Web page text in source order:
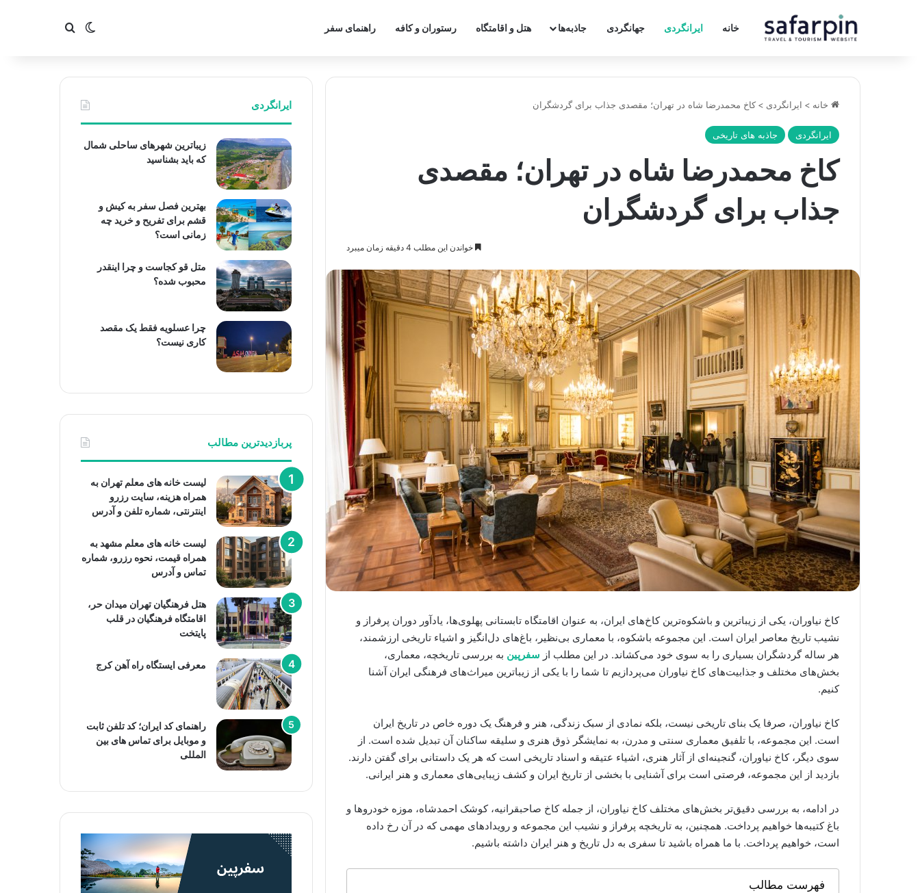
خانه ایرانگردی جهانگردی جاذبه‌ها هتل و اقامتگاه رستوران و کافه راهنمای سفر تغییر پوسته
جستجو برای
خانه > ایرانگردی > کاخ محمدرضا شاه در تهران؛ مقصدی جذاب برای گردشگران
ایرانگردی جاذبه های تاریخی
کاخ محمدرضا شاه در تهران؛ مقصدی
جذاب برای گردشگران
خواندن این مطلب 4 دقیقه زمان میبرد
کاخ نیاوران، یکی از زیباترین و باشکوه‌ترین کاخ‌های ایران، به عنوان اقامتگاه تابستانی پهلوی‌ها، یادآور دوران پرفراز و
نشیب تاریخ معاصر ایران است. این مجموعه باشکوه، با معماری بی‌نظیر، باغ‌های دل‌انگیز و اشیاء تاریخی ارزشمند،
هر ساله گردشگران بسیاری را به سوی خود می‌کشاند. در این مطلب از سفرپین به بررسی تاریخچه، معماری،
بخش‌های مختلف و جذابیت‌های کاخ نیاوران می‌پردازیم تا شما را با یکی از زیباترین میراث‌های فرهنگی ایران آشنا
کنیم.
کاخ نیاوران، صرفا یک بنای تاریخی نیست، بلکه نمادی از سبک زندگی، هنر و فرهنگ یک دوره خاص در تاریخ ایران
است. این مجموعه، با تلفیق معماری سنتی و مدرن، به نمایشگر ذوق هنری و سلیقه ساکنان آن تبدیل شده است. از
سوی دیگر، کاخ نیاوران، گنجینه‌ای از آثار هنری، اشیاء عتیقه و اسناد تاریخی است که هر یک داستانی برای گفتن دارند.
بازدید از این مجموعه، فرصتی است برای آشنایی با بخشی از تاریخ ایران و کشف زیبایی‌های معماری و هنر ایرانی.
در ادامه، به بررسی دقیق‌تر بخش‌های مختلف کاخ نیاوران، از جمله کاخ صاحبقرانیه، کوشک احمدشاه، موزه خودروها و
باغ کتیبه‌ها خواهیم پرداخت. همچنین، به تاریخچه پرفراز و نشیب این مجموعه و رویدادهای مهمی که در آن رخ داده
است، خواهیم پرداخت. با ما همراه باشید تا سفری به دل تاریخ و هنر ایران داشته باشیم.
فهرست مطالب
ایرانگردی
زیباترین شهرهای ساحلی شمال
که باید بشناسید
بهترین فصل سفر به کیش و
قشم برای تفریح و خرید چه
زمانی است؟
متل قو کجاست و چرا اینقدر
محبوب شده؟
چرا عسلویه فقط یک مقصد
کاری نیست؟
پربازدیدترین مطالب
لیست خانه های معلم تهران به
همراه هزینه، سایت رزرو
اینترنتی، شماره تلفن و آدرس
لیست خانه های معلم مشهد به
همراه قیمت، نحوه رزرو، شماره
تماس و آدرس
هتل فرهنگیان تهران میدان حر،
اقامتگاه فرهنگیان در قلب
پایتخت
معرفی ایستگاه راه آهن کرج
راهنمای کد ایران؛ کد تلفن ثابت
و موبایل برای تماس های بین
المللی